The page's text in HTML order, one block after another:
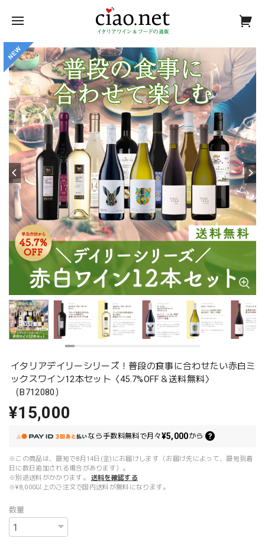
イタリアデイリーシリーズ！普段の食事に合わせたい赤白ミ
ックスワイン12本セット〈45.7%OFF＆送料無料〉
（B712080）
¥15,000
なら 手数料無料で月々¥5,000から
※この商品は、最短で8月14日(金)にお届けします（お届け先によって、最短到着
日に数日追加される場合があります）。
※別途送料がかかります。
送料を確認する
※¥8,000以上のご注文で国内送料が無料になります。
数量